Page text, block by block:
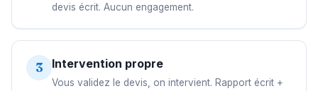
devis écrit. Aucun engagement.
3 Intervention propre
Vous validez le devis, on intervient. Rapport écrit +